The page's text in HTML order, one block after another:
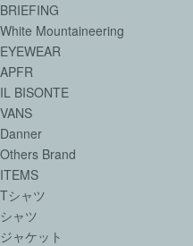
BRIEFING
White Mountaineering
EYEWEAR
APFR
IL BISONTE
VANS
Danner
Others Brand
ITEMS
Tシャツ
シャツ
ジャケット